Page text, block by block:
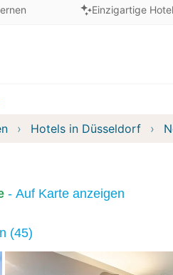
Einzigartige
Hotels in Düsseldorf
- Auf Karte anzeigen
(45)